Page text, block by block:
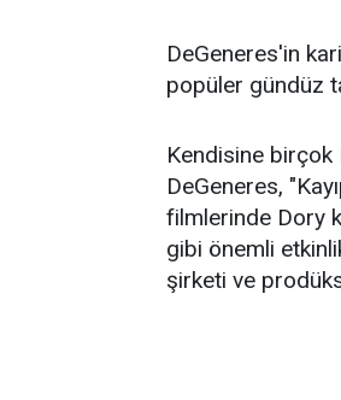
DeGeneres'in
popüler gündüz
Kendisine birçok
DeGeneres,
filmlerinde Dory
gibi önemli
şirketi ve